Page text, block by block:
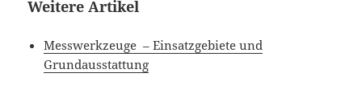
Weitere Artikel
Messwerkzeuge – Einsatzgebiete und
Grundausstattung